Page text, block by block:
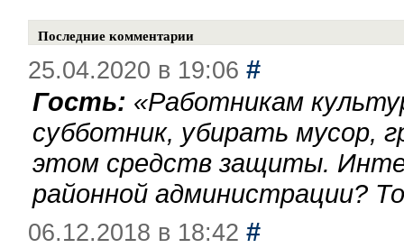
Последние комментарии
25.04.2020 в 19:06 #
Гость: «Работникам
субботник, убирать мусор,
этом средств защиты.
районной администрации?
06.12.2018 в 18:42 #